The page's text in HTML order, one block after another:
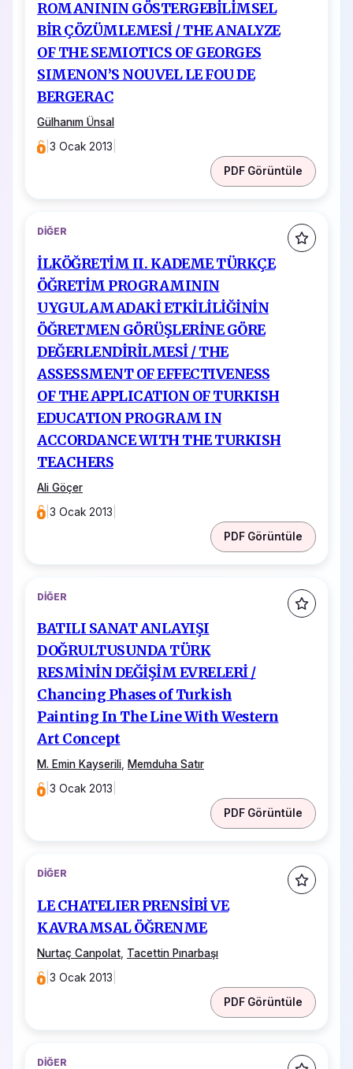
ROMANININ GÖSTERGEBİLİMSEL
BİR ÇÖZÜMLEMESİ / THE ANALYZE
OF THE SEMIOTICS OF GEORGES
SIMENON’S NOUVEL LE FOU DE
BERGERAC
Gülhanım Ünsal
|3 Ocak 2013
PDF Görüntüle
DIĞER
İLKÖĞRETİM II. KADEME TÜRKÇE
ÖĞRETİM PROGRAMININ
UYGULAMADAKİ ETKİLİLİĞİNİN
ÖĞRETMEN GÖRÜŞLERİNE GÖRE
DEĞERLENDİRİLMESİ / THE
ASSESSMENT OF EFFECTIVENESS
OF THE APPLICATION OF TURKISH
EDUCATION PROGRAM IN
ACCORDANCE WITH THE TURKISH
TEACHERS
Ali Göçer
|3 Ocak 2013
PDF Görüntüle
DIĞER
BATILI SANAT ANLAYIŞI
DOĞRULTUSUNDA TÜRK
RESMİNİN DEĞİŞİM EVRELERİ /
Chancing Phases of Turkish
Painting In The Line With Western
Art Concept
M. Emin Kayserili, Memduha Satır
|3 Ocak 2013
PDF Görüntüle
DIĞER
LE CHATELIER PRENSİBİ VE
KAVRAMSAL ÖĞRENME
Nurtaç Canpolat Tacettin Pınarbaşı
|3 Ocak 2013
PDF Görüntüle
DIĞER